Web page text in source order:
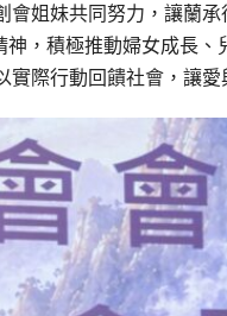
姐妹共同努力，讓蘭
，積極推動婦女成長
際行動回饋社會，讓愛